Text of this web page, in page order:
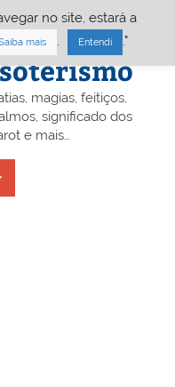
Portal
magias, feitiços,
significado dos
e mais…
no site, estará a
mais Entendi ."